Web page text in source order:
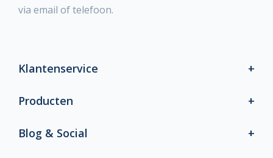
via email of telefoon.
Klantenservice
Producten
Blog & Social